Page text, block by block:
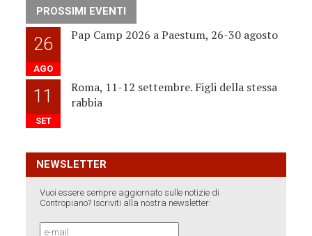
PROSSIMI EVENTI
26
AGO
Pap Camp 2026 a Paestum, 26-30 agosto
11
SET
Roma, 11-12 settembre. Figli della stessa
rabbia
NEWSLETTER
Vuoi essere sempre aggiornato sulle notizie di
Contropiano? Iscriviti alla nostra newsletter: